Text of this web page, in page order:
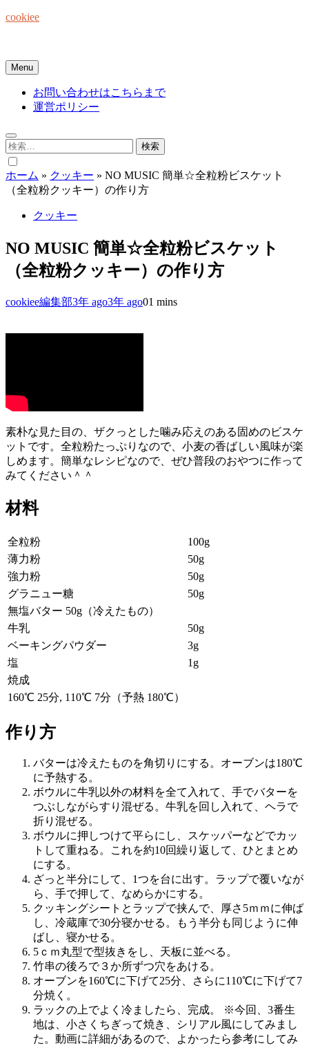
Skip
cookiee
Menu
お問い合わせはこちらまで
運営ポリシー
検
索:
ホーム » クッキー » NO MUSIC 簡単☆全粒粉ビスケット
（全粒粉クッキー）の作り方
クッキー
NO MUSIC 簡単☆全粒粉ビスケット
（全粒粉クッキー）の作り方
cookiee編集部3年 ago3年 ago01 mins
素朴な見た目の、ザクっとした噛み応えのある固めのビスケ
ットです。全粒粉たっぷりなので、小麦の香ばしい風味が楽
しめます。簡単なレシピなので、ぜひ普段のおやつに作って
みてください＾＾
材料
全粒粉
100g
薄力粉
50g
強力粉
50g
グラニュー糖
50g
無塩バター 50g（冷えたもの）
牛乳
50g
ベーキングパウダー
3g
塩
1g
焼成
160℃ 25分, 110℃ 7分（予熱 180℃）
作り方
バターは冷えたものを角切りにする。オーブンは180℃
に予熱する。
ボウルに牛乳以外の材料を全て入れて、手でバターを
つぶしながらすり混ぜる。牛乳を回し入れて、ヘラで
折り混ぜる。
ボウルに押しつけて平らにし、スケッパーなどでカッ
トして重ねる。これを約10回繰り返して、ひとまとめ
にする。
ざっと半分にして、1つを台に出す。ラップで覆いなが
ら、手で押して、なめらかにする。
クッキングシートとラップで挟んで、厚さ5ｍｍに伸ば
し、冷蔵庫で30分寝かせる。もう半分も同じように伸
ばし、寝かせる。
5ｃｍ丸型で型抜きをし、天板に並べる。
竹串の後ろで３か所ずつ穴をあける。
オーブンを160℃に下げて25分、さらに110℃に下げて7
分焼く。
ラックの上でよく冷ましたら、完成。 ※今回、3番生
地は、小さくちぎって焼き、シリアル風にしてみまし
た。動画に詳細があるので、よかったら参考にしてみ